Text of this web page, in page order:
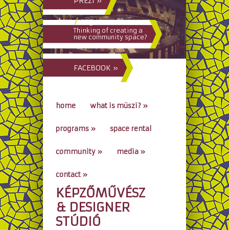
hun/eng
Thinking of creating a
new community space?
FACEBOOK »
home what is müszi? »
programs » space rental
community » media »
contact »
go to...
KÉPZŐMŰVÉSZ
& DESIGNER
STÚDIÓ